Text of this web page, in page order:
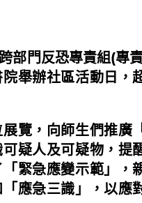
部門反恐專責組(專
舉辦社區活動日，
覽，向師生們推廣
疑人及可疑物，提
緊急應變示範」，
應急三識」，以應